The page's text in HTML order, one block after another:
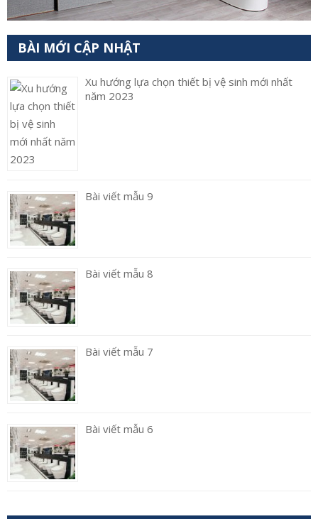
BÀI MỚI CẬP NHẬT
Xu hướng lựa chọn thiết bị vệ sinh mới nhất
năm 2023
Bài viết mẫu 9
Bài viết mẫu 8
Bài viết mẫu 7
Bài viết mẫu 6